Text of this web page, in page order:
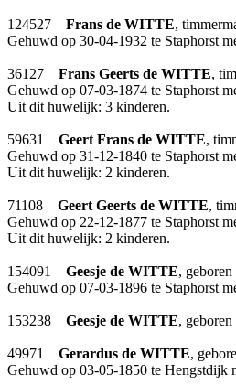
124527 Frans de WITTE,
Gehuwd op 30-04-1932 te Staphorst
36127 Frans Geerts de WITTE,
Gehuwd op 07-03-1874 te Staphorst
Uit dit huwelijk: 3 kinderen.
59631 Geert Frans de WITTE,
Gehuwd op 31-12-1840 te Staphorst
Uit dit huwelijk: 2 kinderen.
71108 Geert Geerts de WITTE,
Gehuwd op 22-12-1877 te Staphorst
Uit dit huwelijk: 2 kinderen.
154091 Geesje de WITTE,
Gehuwd op 07-03-1896 te Staphorst
153238 Geesje de WITTE,
49971 Gerardus de WITTE,
Gehuwd op 03-05-1850 te Hengstdijk